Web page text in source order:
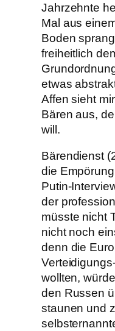
Jahrzehnte
Mal aus
Boden
freiheitlich
etwas
Affen sieht
Bären aus,
will.
Bärendienst
die
Putin-
der
müsste nicht
nicht noch
denn die
wollten,
den Russen
staunen und